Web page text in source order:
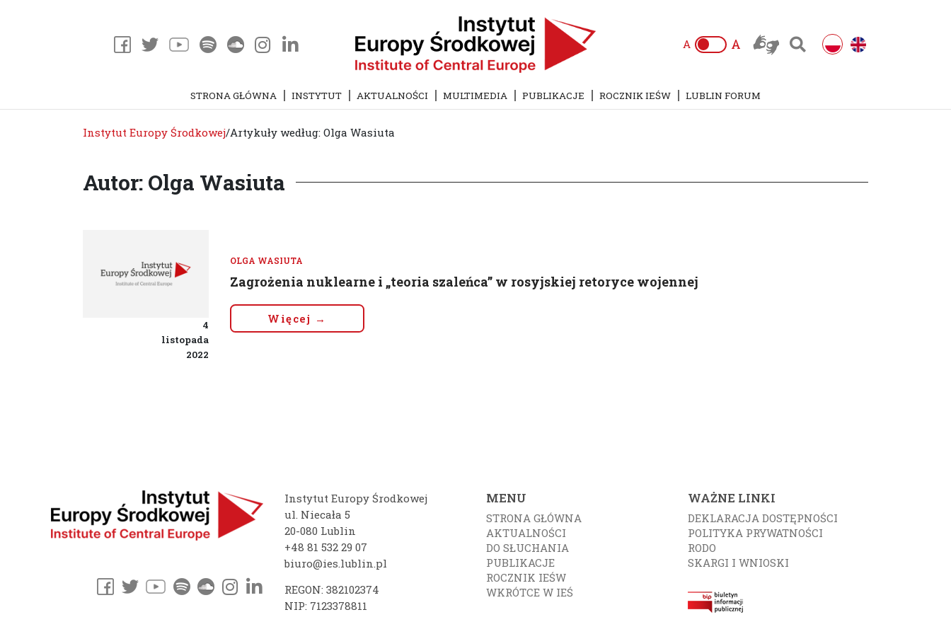
A A
STRONA GŁÓWNA INSTYTUT AKTUALNOŚCI MULTIMEDIA PUBLIKACJE ROCZNIK IEŚW LUBLIN FORUM
Instytut Europy Środkowej/Artykuły według: Olga Wasiuta
Autor: Olga Wasiuta
4
listopada
2022
OLGA WASIUTA
Zagrożenia nuklearne i „teoria szaleńca” w rosyjskiej retoryce wojennej
Więcej →
Instytut Europy Środkowej
ul. Niecała 5
20-080 Lublin
+48 81 532 29 07
biuro@ies.lublin.pl
REGON: 382102374
NIP: 7123378811
MENU
STRONA GŁÓWNA
AKTUALNOŚCI
DO SŁUCHANIA
PUBLIKACJE
ROCZNIK IEŚW
WKRÓTCE W IEŚ
WAŻNE LINKI
DEKLARACJA DOSTĘPNOŚCI
POLITYKA PRYWATNOŚCI
RODO
SKARGI I WNIOSKI